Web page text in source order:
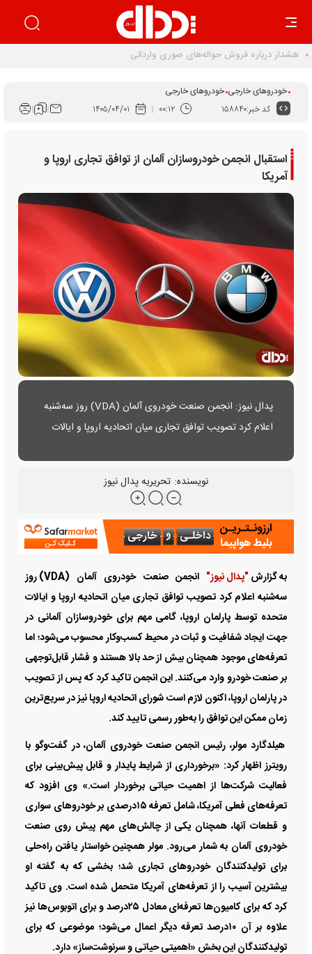
اجرای قانون برنامه هفتم راهکار ساماندهی بازار خودرو است
خودروهای خارجی خودروهای خارجی
کد خبر:۱۵۸۸۴۰ ۰۰:۱۲ ۱۴۰۵/۰۴/۰۱
استقبال انجمن خودروسازان آلمان از توافق تجاری اروپا و
آمریکا
پدال نیوز: انجمن صنعت خودروی آلمان (VDA) روز سه‌شنبه
اعلام کرد تصویب توافق تجاری میان اتحادیه اروپا و ایالات
نویسنده: تحریریه پدال نیوز
به گزارش"پدال نیوز"
انجمن صنعت خودروی آلمان (VDA) روز
سه‌شنبه اعلام کرد تصویب توافق تجاری میان اتحادیه اروپا و ایالات
متحده توسط پارلمان اروپا، گامی مهم برای خودروسازان آلمانی در
جهت ایجاد شفافیت و ثبات در محیط کسب‌وکار محسوب می‌شود؛ اما
تعرفه‌های موجود همچنان بیش از حد بالا هستند و فشار قابل‌توجهی
بر صنعت خودرو وارد می‌کنند. این انجمن تاکید کرد که پس از تصویب
در پارلمان اروپا، اکنون لازم است شورای اتحادیه اروپا نیز در سریع‌ترین
زمان ممکن این توافق را به‌طور رسمی تایید کند.
هیلدگارد مولر، رئیس انجمن صنعت خودروی آلمان، در گفت‌وگو با
رویترز اظهار کرد: «برخورداری از شرایط پایدار و قابل پیش‌بینی برای
فعالیت شرکت‌ها از اهمیت حیاتی برخوردار است.» وی افزود که
تعرفه‌های فعلی آمریکا، شامل تعرفه ۱۵درصدی بر خودروهای سواری
و قطعات آنها، همچنان یکی از چالش‌های مهم پیش روی صنعت
خودروی آلمان به شمار می‌رود. مولر همچنین خواستار یافتن راه‌حلی
برای تولیدکنندگان خودروهای تجاری شد؛ بخشی که به گفته او
بیشترین آسیب را از تعرفه‌های آمریکا متحمل شده است. وی تاکید
کرد که برای کامیون‌ها تعرفه‌ای معادل ۲۵درصد و برای اتوبوس‌ها نیز
علاوه بر آن ۱۰درصد تعرفه دیگر اعمال می‌شود؛ موضوعی که برای
تولیدکنندگان این بخش «اهمیتی حیاتی و سرنوشت‌ساز» دارد.